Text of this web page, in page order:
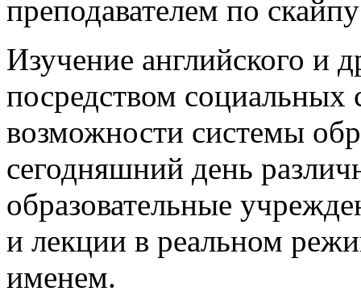
преподавателем по
Изучение английского и
посредством социальных
возможности системы
сегодняшний день
образовательные
и лекции в реальном
именем.